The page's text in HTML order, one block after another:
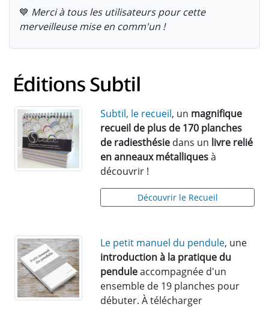
💙 Merci à tous les utilisateurs pour cette
merveilleuse mise en comm'un !
Subtil, le recueil, un magnifique
recueil de plus de 170 planches
de radiesthésie dans un livre relié
en anneaux métalliquesà
découvrir !
Découvrir le Recueil
Le petit manuel du pendule, une
introduction à la pratique du
penduleaccompagnée d'un
ensemble de 19 planches pour
débuter. À télécharger